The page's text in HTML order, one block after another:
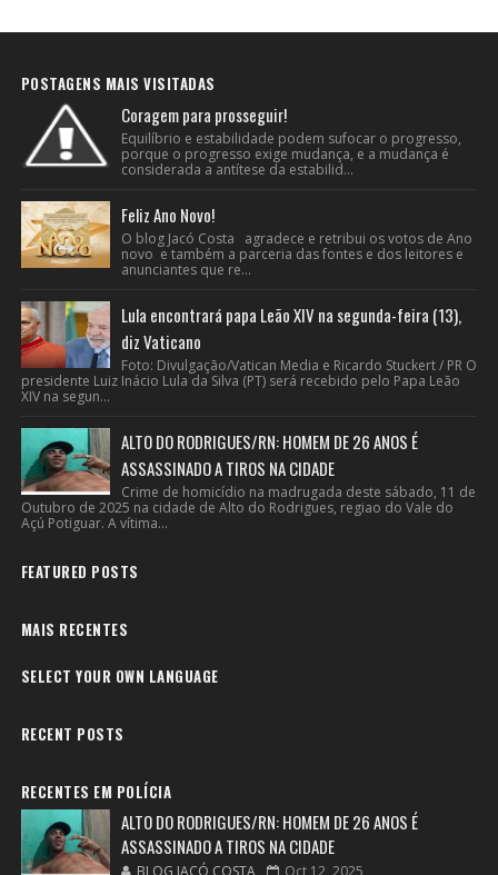
POSTAGENS MAIS VISITADAS
Coragem para prosseguir!
Equilíbrio e estabilidade podem sufocar o progresso,
porque o progresso exige mudança, e a mudança é
considerada a antítese da estabilid...
Feliz Ano Novo!
O blog Jacó Costa agradece e retribui os votos de Ano
novo e também a parceria das fontes e dos leitores e
anunciantes que re...
Lula encontrará papa Leão XIV na segunda-feira (13),
diz Vaticano
Foto: Divulgação/Vatican Media e Ricardo Stuckert / PR O
presidente Luiz Inácio Lula da Silva (PT) será recebido pelo Papa Leão
XIV na segun...
ALTO DO RODRIGUES/RN: HOMEM DE 26 ANOS É
ASSASSINADO A TIROS NA CIDADE
Crime de homicídio na madrugada deste sábado, 11 de
Outubro de 2025 na cidade de Alto do Rodrigues, regiao do Vale do
Açú Potiguar. A vítima...
FEATURED POSTS
MAIS RECENTES
SELECT YOUR OWN LANGUAGE
RECENT POSTS
RECENTES EM POLÍCIA
ALTO DO RODRIGUES/RN: HOMEM DE 26 ANOS É
ASSASSINADO A TIROS NA CIDADE